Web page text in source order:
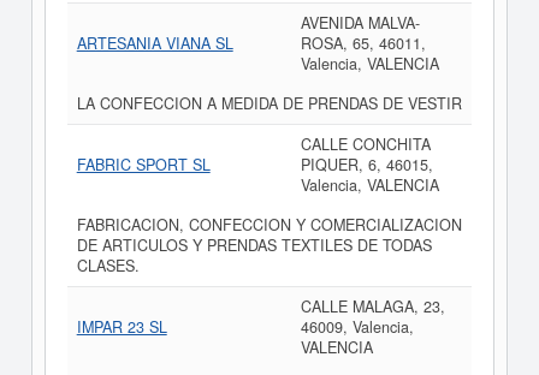
ARTESANIA VIANA SL
AVENIDA MALVA-
ROSA, 65, 46011,
Valencia, VALENCIA
LA CONFECCION A MEDIDA DE PRENDAS DE VESTIR
FABRIC SPORT SL
CALLE CONCHITA
PIQUER, 6, 46015,
Valencia, VALENCIA
FABRICACION, CONFECCION Y COMERCIALIZACION
DE ARTICULOS Y PRENDAS TEXTILES DE TODAS
CLASES.
IMPAR 23 SL
CALLE MALAGA, 23,
46009, Valencia,
VALENCIA